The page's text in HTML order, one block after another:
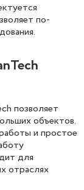
по-
позволяет
объектов.
и простое
для
отраслях